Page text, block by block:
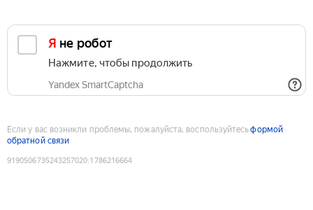
Я не робот
Нажмите, чтобы продолжить
Yandex SmartCaptcha
Если у вас возникли проблемы, пожалуйста, воспользуйтесьформой
обратной связи
9190506735243257020:1786216664